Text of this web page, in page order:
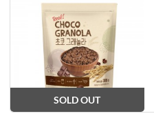
SOLD OUT